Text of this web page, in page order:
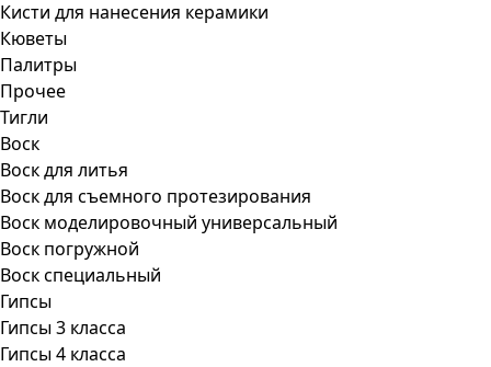
Кисти для нанесения керамики
Кюветы
Палитры
Прочее
Тигли
Воск
Воск для литья
Воск для съемного протезирования
Воск моделировочный универсальный
Воск погружной
Воск специальный
Гипсы
Гипсы 3 класса
Гипсы 4 класса